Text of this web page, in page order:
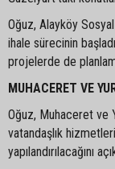
Oğuz, Alayköy
ihale sürecinin
projelerde de
MUHACERET VE
Oğuz, Muhaceret ve
vatandaşlık
yapılandırılacağını